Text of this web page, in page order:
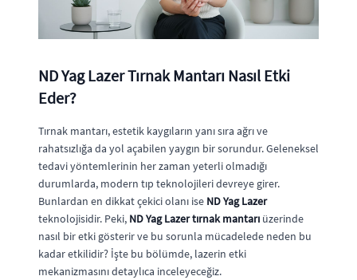
ND Yag Lazer Tırnak Mantarı Nasıl Etki
Eder?
Tırnak mantarı, estetik kaygıların yanı sıra ağrı ve
rahatsızlığa da yol açabilen yaygın bir sorundur. Geleneksel
tedavi yöntemlerinin her zaman yeterli olmadığı
durumlarda, modern tıp teknolojileri devreye girer.
Bunlardan en dikkat çekici olanı ise ND Yag Lazer
teknolojisidir. Peki, ND Yag Lazer tırnak mantarı üzerinde
nasıl bir etki gösterir ve bu sorunla mücadelede neden bu
kadar etkilidir? İşte bu bölümde, lazerin etki
mekanizmasını detaylıca inceleyeceğiz.